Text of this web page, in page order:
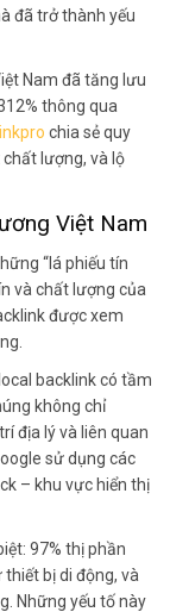
đã trở thành yếu
Nam đã tăng lưu
thông qua
chia sẻ quy
lượng, và lộ
Việt Nam
“lá phiếu tín
và chất lượng của
được xem
backlink có tầm
không chỉ
địa lý và liên quan
sử dụng các
– khu vực hiển thị
97% thị phần
bị di động, và
Những yếu tố này